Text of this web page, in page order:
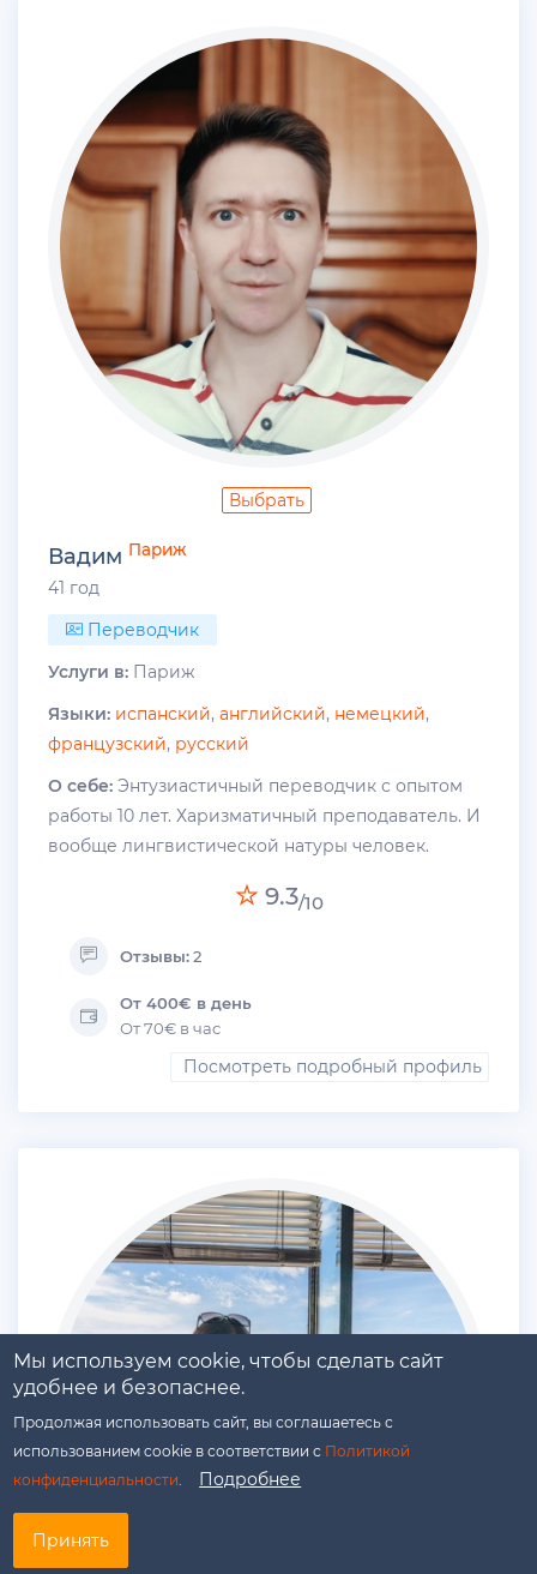
Выбрать
Вадим Париж
41 год
Переводчик
Услуги в: Париж
Языки: испанский, английский, немецкий,
французский, русский
О себе: Энтузиастичный переводчик с опытом
работы 10 лет. Харизматичный преподаватель. И
вообще лингвистической натуры человек.
9.3/10
Отзывы:2
От 400€ в день
От 70€ в час
Посмотреть подробный профиль
Мы используем cookie, чтобы сделать сайт
удобнее и безопаснее.
Продолжая использовать сайт, вы соглашаетесь с
использованием cookie в соответствии с Политикой
конфиденциальности. Подробнее
Принять